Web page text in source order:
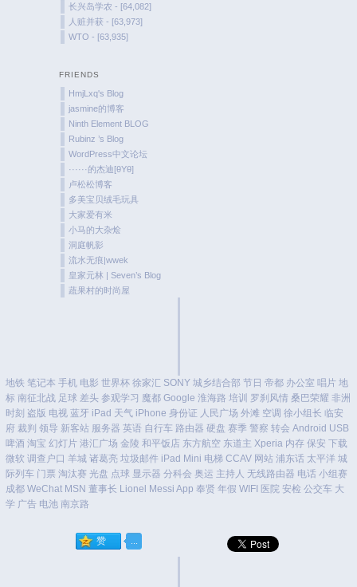
长兴岛学农 - [64,082]
人赃并获 - [63,973]
WTO - [63,935]
FRIENDS
HmjLxq's Blog
jasmine的博客
Ninth Element BLOG
Rubinz ’s Blog
WordPress中文论坛
······的杰迪[θYθ]
卢松松博客
多美宝贝绒毛玩具
大家爱有米
小马的大杂烩
洞庭帆影
流水无痕|wwek
皇家元林 | Seven’s Blog
蔬果村的时尚屋
地铁 笔记本 手机 电影 世界杯 徐家汇 SONY 城乡结合部 节日 帝都 办公室 唱片 地
标 南征北战 足球 差头 参观学习 魔都 Google 淮海路 培训 罗刹风情 桑巴荣耀 非洲
时刻 盗版 电视 蓝牙 iPad 天气 iPhone 身份证 人民广场 外滩 空调 徐小组长 临安
府 裁判 领导 新客站 服务器 英语 自行车 路由器 硬盘 赛季 警察 转会 Android USB
啤酒 淘宝 幻灯片 港汇广场 金陵 和平饭店 东方航空 东道主 Xperia 内存 保安 下载
微软 调查户口 羊城 诸葛亮 垃圾邮件 iPad Mini 电梯 CCAV 网站 浦东话 太平洋 城
际列车 门票 淘汰赛 光盘 点球 显示器 分科会 奥运 主持人 无线路由器 电话 小组赛
成都 WeChat MSN 董事长 Lionel Messi App 奉贤 年假 WIFI 医院 安检 公交车 大
学 广告 电池 南京路